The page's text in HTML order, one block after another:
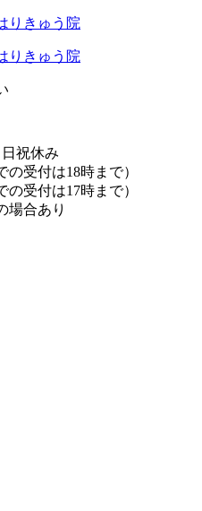
祝休み
受付は18時まで）
受付は17時まで）
場合あり